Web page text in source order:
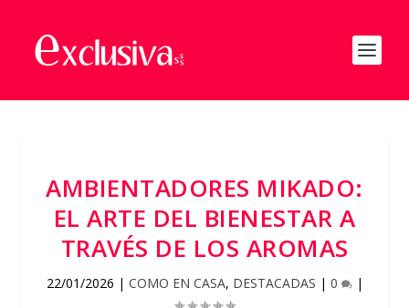
AMBIENTADORES MIKADO:
EL ARTE DEL BIENESTAR A
TRAVÉS DE LOS AROMAS
22/01/2026 | COMO EN CASA, DESTACADAS | 0 |